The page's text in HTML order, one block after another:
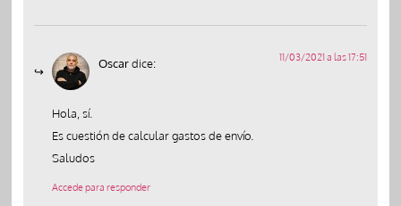
Oscardice: 11/03/2021 a las 17:51
Hola, sí.
Es cuestión de calcular gastos de envío.
Saludos
Accede para responder